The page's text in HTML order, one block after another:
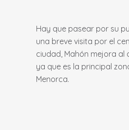
Hay que pasear por su
una breve visita por el
ciudad, Mahón mejora al
ya que es la principal
Menorca.